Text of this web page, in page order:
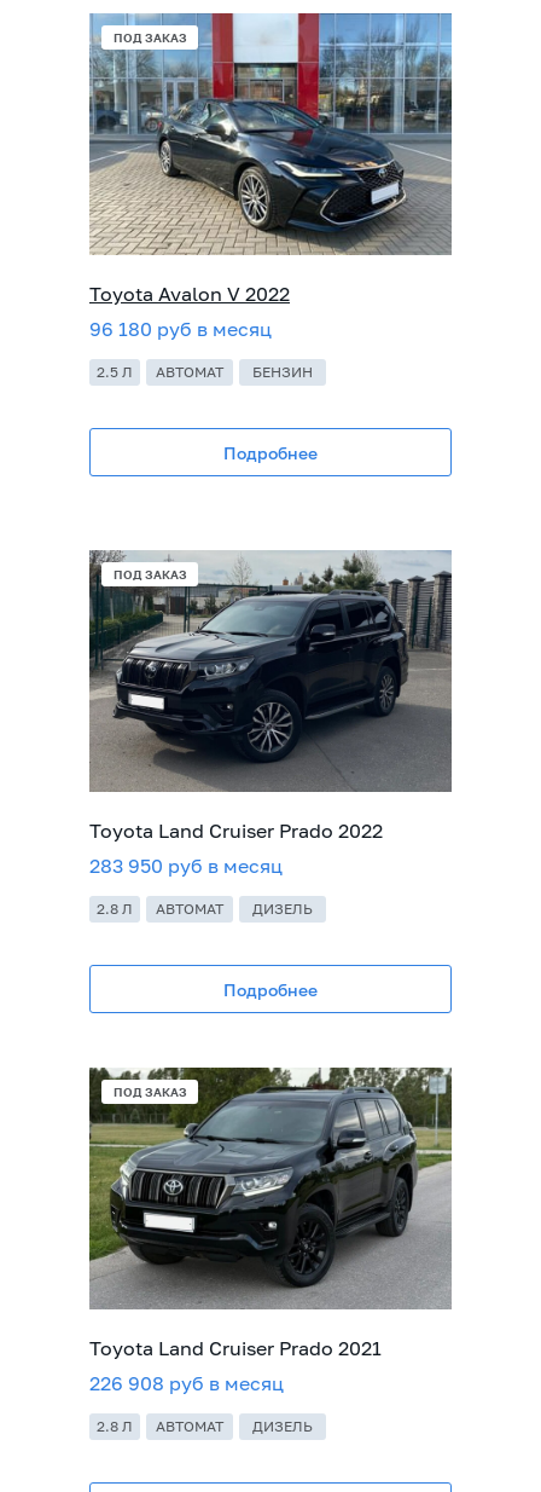
2.5 Л АВТОМАТ БЕНЗИН
Toyota Avalon V 2022
96 180 руб в месяц
Подробнее
ПОД ЗАКАЗ
2.8 Л АВТОМАТ ДИЗЕЛЬ
Toyota Land Cruiser Prado 2021
226 908 руб в месяц
2.8 Л АВТОМАТ ДИЗЕЛЬ
Toyota Land Cruiser Prado 2022
ПОД ЗАКАЗ
283 950 руб в месяц
Подробнее
ПОД ЗАКАЗ